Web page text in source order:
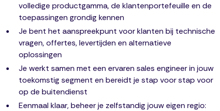
volledige productgamma, de klantenportefeuille en de
toepassingen grondig kennen
Je bent het aanspreekpunt voor klanten bij technische
vragen, offertes, levertijden en alternatieve
oplossingen
Je werkt samen met een ervaren sales engineer in jouw
toekomstig segment en bereidt je stap voor stap voor
op de buitendienst
Eenmaal klaar, beheer je zelfstandig jouw eigen regio: